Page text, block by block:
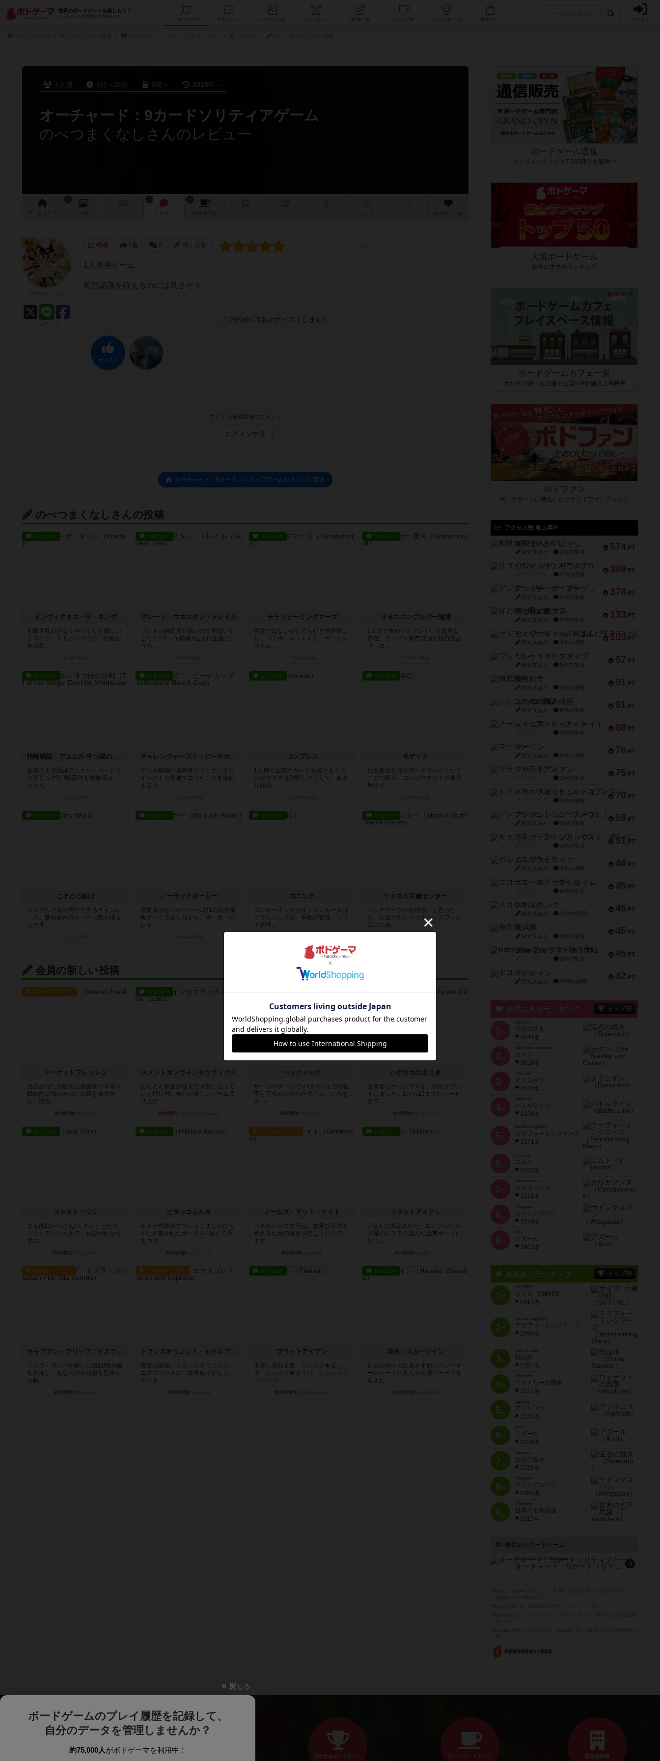
世界のボードゲームを楽しもう！
ボードゲーム専門の総合情報サイト
データベース コミュニティ 人気ボードゲーム ログイン
1人用 5分～10分 8歳～ 2018年～
オーチャード：9カードソリティアゲーム
のべつまくなしさんのレビュー
ゲーム 画像 レビュー 店舗/ カフェ 次のおすすめ
49名 1名 0 10ヶ月前
1人専用ゲーム
図形認識を鍛えるのには良さそう
この投稿に 1 名がナイス！ しました
ナイス！
仙人
ログイン/会員登録でコメント
ログインする
オーチャード：9カードソリティアゲームのトップに戻る
のべつまくなしさんの投稿
レビュー
インヴィクタス・ザ・キング
初期手札が少なくやりくりが難しい
ドローソースもないその分、行動が
ある程...
レビュー
グレート・ウエスタン・トレイル
プレイの自由度が高いのが面白いす
ごろく×デッキ構築×拡大再生産とい
うの...
レビュー
テラフォーミングマーズ
得意ではないがとても好き世界観よ
し、コンポーネントよし、ゲームシ
ステム...
レビュー
オラニエンブルガー運河
2人用で重めワカプレという貴重な
存在。テーマも都市計画と独自性あ
り。コ...
レビュー
指輪物語：デュエル 中つ国の決戦
世界の七不思議デュエル、ロードオ
ブザリング映画3部作を履修済み。
もとも...
レビュー
チャレンジャーズ！：ビーチカップ
デッキ構築の最高峰ドミニオンより
インストも簡単でエッセンスを味わ
える大...
レビュー
コンプレス
1人用で全部のカードを置けるくら
いにやり方は理解したうえで、あま
り面白...
レビュー
モザイク
地元多治見発のボードゲームという
ことで購入。コンポーネントに美濃
焼タイ...
レビュー
こそどろ鉱山
シンプルで短時間でできるチキンレ
ース。勝利条件のトークン数を踏ま
えた押...
レビュー
ノーラックポーカー
運要素のないポーカー1対1の完全情
報ゲームでありながら、ポーカーの
レイ...
レビュー
コニック
コンポーネントがオシャレルールは
とてもシンプル。手札の管理、エリ
ア管理...
レビュー
ツメコミ引越センター
パッチワークの短縮版。と思った
が、お金のやりくりがパッチワーク
以上に厳...
会員の新しい投稿
ルール/インスト
マーケットフレッシュ
目的あなたの店先に農産物の木箱を
戦略的に積み重ねて在庫を最大化
し、競合...
約4時間前
レビュー
メメントオンラインタクティクス
どんどん物量が増えて大変になって
いく押し付け合いが楽しいゲーム盛
り上が...
約4時間前
レビュー
ヘックメック
サイコロゲームです1から5までの数
字と芋虫がかかれたダイス。これを
振っ...
約6時間前
レビュー
ハゲタカのえじき
超有名なゲームですが、初めてプレ
イしました。1から15までのカード
がプ...
約6時間前
レビュー
ジャスト・ワン
まぁ面白かった‼️よくテレビとかの
バラエティなんかで、お題がわから
ずに...
約6時間前
レビュー
ピタッコカルタ
ボドゲ相席会でプレイしましたひら
がなが書かれたカードを2枚まで手
をつけ...
約6時間前
ルール/インスト
ノームズ・アット・ナイト
ベネボレンス女王は、忠実な臣民を
称えるための祝宴を開こうとしてい
ます。...
約7時間前
レビュー
フラットアイアン
1~2人に限定された、エンジンビル
ド系のシステム選んだ企業ボードに
街で...
約8時間前
ルール/インスト
キャプテン・フリップ：イスラ・ボンバ
イスラ・ボンバを探しに出航!潜水艦
を装備し、あなたの乗組員を監獄か
ら解...
約10時間前
ルール/インスト
トランスオリエント・エクスプレス
乗客の皆様、トランスオリエント・
エクスプレスにご乗車ありがとうご
ざいま...
約11時間前
レビュー
フラットアイアン
世界に浸れる度 ☆☆☆☆★楽し
さ ☆☆☆☆★タイパ ☆☆☆☆☆
マンハッ...
約12時間前
レビュー
花火：スターマイン
自分のカードは見えず他のプレイヤ
ーのカードが見える状態でカードを
教えた...
約14時間前
ボードゲーム通販
オンラインストアで7,500商品を販売中
人気ボードゲーム
総合おすすめランキング
ボードゲームカフェ一覧
ボドゲが遊べる店舗を全国500店舗以上掲載中
ボドファン
ボードゲームに特化したクラウドファンディング
アクセス数 急上昇中
574 PT
無限まちがいさがし
紹介文あり 2件の投稿
389 PT
リワイルド：サウスアメリカ
2件の投稿
378 PT
アンダー・ザ・テーブラー
紹介文あり 1件の投稿
133 PT
宵と暁の呪文書
紹介文あり 8件の投稿
103 PT
セミファイナル ～お前はまだ生きている～
紹介文あり 1件の投稿
97 PT
ワン・トゥ・ファイブ
紹介文あり 1件の投稿
91 PT
南北戦争
紹介文あり 1件の投稿
91 PT
ふたつの城の物語
紹介文あり 6件の投稿
88 PT
ノームズ・アット・ナイト
1件の投稿
76 PT
マーリン
紹介文あり 6件の投稿
75 PT
フラットアイアン
2件の投稿
70 PT
トランスオリエント・エクスプレス
1件の投稿
59 PT
アンブッシュ！：ムーブアウト！
紹介文あり 1件の投稿
51 PT
キャプテン・フリップ：イスラ・ボンバ
2件の投稿
46 PT
ガルフストライク
紹介文あり 1件の投稿
45 PT
エコーズ・オブ・タイム
8件の投稿
45 PT
スカルキング
紹介文あり 12件の投稿
45 PT
海兵隊
紹介文あり 1件の投稿
45 PT
Bitter End ブタペスト救出作戦
1件の投稿
42 PT
ドコジャン
紹介文あり 10件の投稿
お気に入りランキング トップ50
1 位
宝石の煌き
4041名
2 位
Die Siedler von Catan
カタン
3616名
3 位
ドミニオン
2530名
4位
Battle Line
バトルライン
2378名
5 位
Terraforming Mars
テラフォーミングマーズ
2371名
6 位
ニムト
2202名
7 位
Carcassonne
カルカソンヌ
2191名
8 位
Wingspan
ウイングスパン
2150名
9 位
Azul
アズール
1903名
興味ありランキング トップ50
1位
SCYTHE
サイズ -大鎌戦役-
2415名
2位
Terraforming Mars
テラフォーミングマーズ
2394名
3位
Stone Garden
枯山水
2281名
4位
Viticulture
ワイナリーの四季
2272名
5位
Agricola
アグリコラ
2120名
6位
Azul
アズール
2034名
7位
宝石の煌き
2028名
8位
Wingspan
ウイングスパン
2006名
9位
7 Wonders
世界の七不思議
1919名
最近見たボードゲーム
Orchard: A 9 card solitaire game
オーチャード：9カードソリティアゲーム
閉じる
ボードゲームのプレイ履歴を記録して、
自分のデータを管理しませんか？
約75,000人がボドゲーマを利用中！
おすすめボードゲーム ボードゲームカフェ 運営者情報